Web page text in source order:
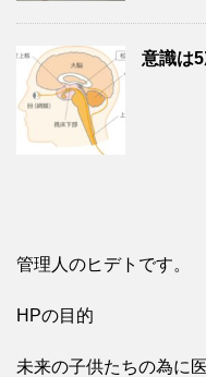
意識は
管理人のヒデトです。
HPの目的
未来の子供たちの為に